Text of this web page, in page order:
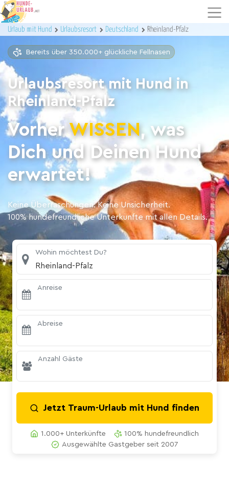
Urlaub mit Hund Urlaubsresort Deutschland Rheinland-Pfalz
Bereits über 350.000+ glückliche Fellnasen
Urlaubsresort mit Hund in
Rheinland-Pfalz
VorherWISSEN, was
Dich und Deinen Hund
erwartet!
Keine Überraschungen. Keine Unsicherheit.
100% hundefreundliche Unterkünfte mit allen Details.
Wohin möchtest Du?
Rheinland-Pfalz
Anreise
Abreise
Anzahl Gäste
Jetzt Traum-Urlaub mit Hund finden
1.000+ Unterkünfte
100% hundefreundlich
Ausgewählte Gastgeber seit 2007